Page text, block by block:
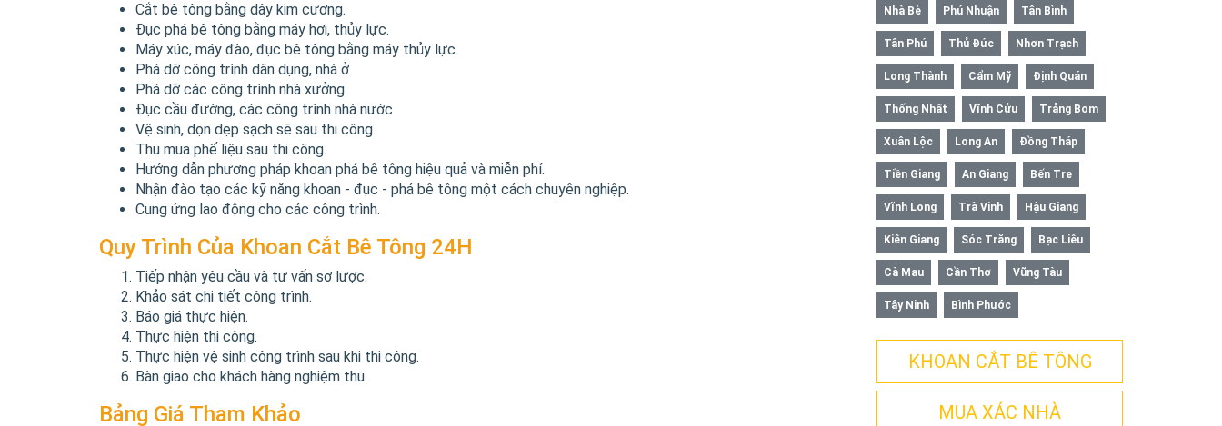
Cắt bê tông bằng dây kim cương.
Đục phá bê tông bằng máy hơi, thủy lực.
Máy xúc, máy đào, đục bê tông bằng máy thủy lực.
Phá dỡ công trình dân dụng, nhà ở
Phá dỡ các công trình nhà xưởng.
Đục cầu đường, các công trình nhà nước
Vệ sinh, dọn dẹp sạch sẽ sau thi công
Thu mua phế liệu sau thi công.
Hướng dẫn phương pháp khoan phá bê tông hiệu quả và miễn phí.
Nhận đào tạo các kỹ năng khoan - đục - phá bê tông một cách chuyên nghiệp.
Cung ứng lao động cho các công trình.
Quy Trình Của Khoan Cắt Bê Tông 24H
Tiếp nhận yêu cầu và tư vấn sơ lược.
Khảo sát chi tiết công trình.
Báo giá thực hiện.
Thực hiện thi công.
Thực hiện vệ sinh công trình sau khi thi công.
Bàn giao cho khách hàng nghiệm thu.
Bảng Giá Tham Khảo
Nhà Bè Phú Nhuận Tân Bình
Tân Phú Thủ Đức Nhơn Trạch
Long Thành Cẩm Mỹ Định Quán
Thống Nhất Vĩnh Cửu Trảng Bom
Xuân Lộc Long An Đồng Tháp
Tiền Giang An Giang Bến Tre
Vĩnh Long Trà Vinh Hậu Giang
Kiên Giang Sóc Trăng Bạc Liêu
Cà Mau Cần Thơ Vũng Tàu
Tây Ninh Bình Phước
KHOAN CẮT BÊ TÔNG
MUA XÁC NHÀ